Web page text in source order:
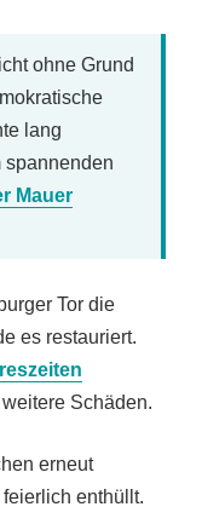
ohne Grund
lang
spannenden
Mauer
Tor die
es restauriert.
Schäden.
erneut
feierlich enthüllt.